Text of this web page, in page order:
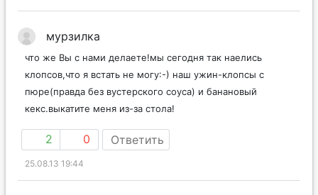
мурзилка
что же Вы с нами делаете!мы сегодня так наелись
клопсов,что я встать не могу:-) наш ужин-клопсы с
пюре(правда без вустерского соуса) и банановый
кекс.выкатите меня из-за стола!
2 0 Ответить
25.08.13 19:44